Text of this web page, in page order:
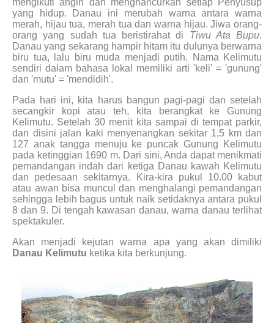
yang hidup. Danau ini merubah warna antara warna
merah, hijau tua, merah tua dan warna hijau. Jiwa orang-
orang yang sudah tua beristirahat di Tiwu Ata Bupu.
Danau yang sekarang hampir hitam itu dulunya berwarna
biru tua, lalu biru muda menjadi putih. Nama Kelimutu
sendiri dalam bahasa lokal memiliki arti 'keli' = 'gunung'
dan 'mutu' = 'mendidih'.
Pada hari ini, kita harus bangun pagi-pagi dan setelah
secangkir kopi atau teh, kita berangkat ke Gunung
Kelimutu. Setelah 30 menit kita sampai di tempat parkir,
dan disini jalan kaki menyenangkan sekitar 1,5 km dan
127 anak tangga menuju ke puncak Gunung Kelimutu
pada ketinggian 1690 m. Dari sini, Anda dapat menikmati
pemandangan indah dari ketiga Danau kawah Kelimutu
dan pedesaan sekitarnya. Kira-kira pukul 10.00 kabut
atau awan bisa muncul dan menghalangi pemandangan
sehingga lebih bagus untuk naik setidaknya antara pukul
8 dan 9. Di tengah kawasan danau, warna danau terlihat
spektakuler.
Akan menjadi kejutan warna apa yang akan dimiliki
Danau Kelimutu ketika kita berkunjung.